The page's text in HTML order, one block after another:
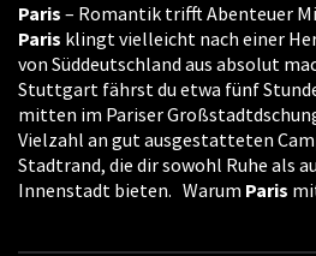
Paris – Romantik trifft Abenteuer
Paris klingt vielleicht nach einer
von Süddeutschland aus absolut
Stuttgart fährst du etwa fünf
mitten im Pariser
Vielzahl an gut ausgestatteten
Stadtrand, die dir sowohl Ruhe als
Innenstadt bieten. Warum Paris